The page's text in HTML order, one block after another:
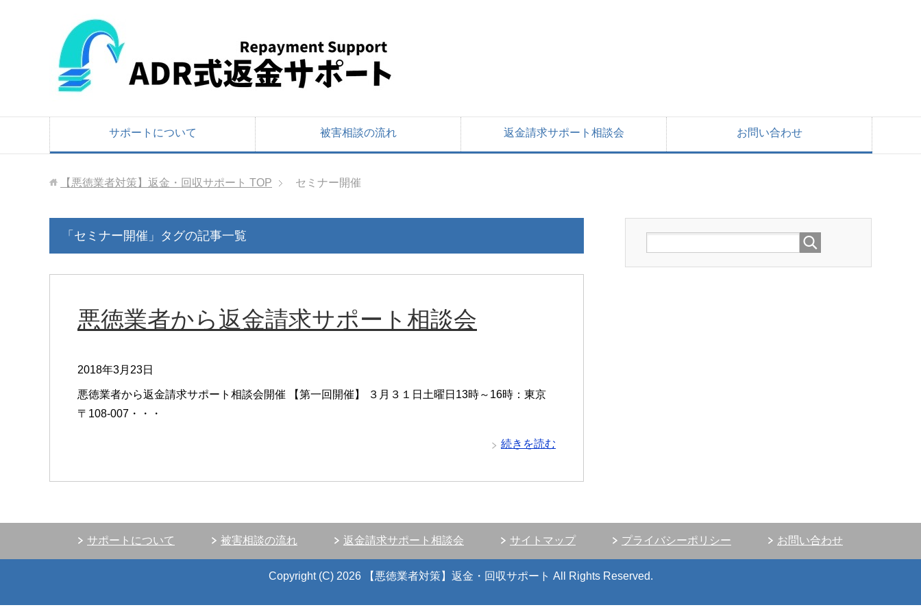
サポートについて 被害相談の流れ 返金請求サポート相談会 お問い合わせ
【悪徳業者対策】返金・回収サポート TOP セミナー開催
「セミナー開催」タグの記事一覧
悪徳業者から返金請求サポート相談会
2018年3月23日
悪徳業者から返金請求サポート相談会開催 【第一回開催】 ３月３１日土曜日13時～16時：東京
〒108-007・・・
続きを読む
サポートについて 被害相談の流れ 返金請求サポート相談会 サイトマップ プライバシーポリシー お問い合わせ
Copyright (C) 2026 【悪徳業者対策】返金・回収サポート All Rights Reserved.